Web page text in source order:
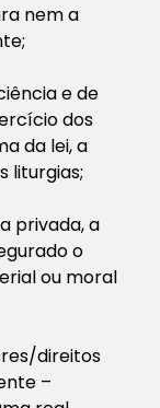
nem a
e de
dos
da lei, a
liturgias;
privada, a
o
ou moral
direitos
–